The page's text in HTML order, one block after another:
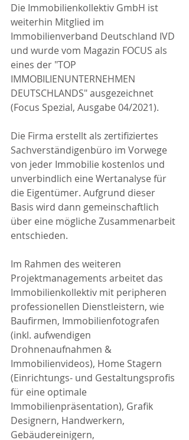
Die Immobilienkollektiv GmbH ist
weiterhin Mitglied im
Immobilienverband Deutschland IVD
und wurde vom Magazin FOCUS als
eines der "TOP
IMMOBILIENUNTERNEHMEN
DEUTSCHLANDS" ausgezeichnet
(Focus Spezial, Ausgabe 04/2021).
Die Firma erstellt als zertifiziertes
Sachverständigenbüro im Vorwege
von jeder Immobilie kostenlos und
unverbindlich eine Wertanalyse für
die Eigentümer. Aufgrund dieser
Basis wird dann gemeinschaftlich
über eine mögliche Zusammenarbeit
entschieden.
Im Rahmen des weiteren
Projektmanagements arbeitet das
Immobilienkollektiv mit peripheren
professionellen Dienstleistern, wie
Baufirmen, Immobilienfotografen
(inkl. aufwendigen
Drohnenaufnahmen &
Immobilienvideos), Home Stagern
(Einrichtungs- und Gestaltungsprofis
für eine optimale
Immobilienpräsentation), Grafik
Designern, Handwerkern,
Gebäudereinigern,